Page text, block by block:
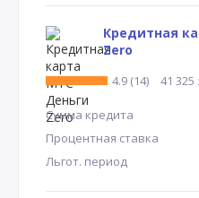
Кредитная
Zero
4.9 (14) 41 325
Сумма кредита
Процентная ставка
Льгот. период